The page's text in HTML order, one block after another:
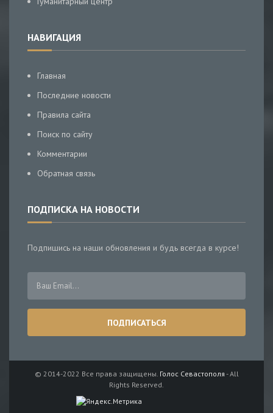
НАВИГАЦИЯ
Главная
Последние новости
Правила сайта
Поиск по сайту
Комментарии
Обратная связь
ПОДПИСКА НА НОВОСТИ
Подпишись на наши обновления и будь всегда в курсе!
© 2014-2022 Все права защищены. Голос Севастополя - All
Rights Reserved.